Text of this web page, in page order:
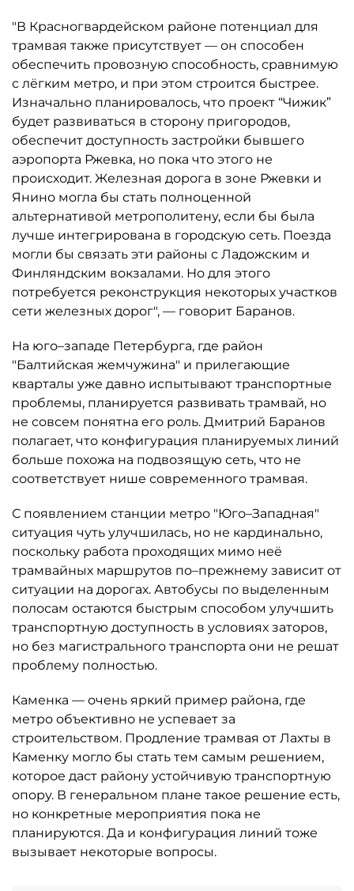
"В Красногвардейском районе потенциал для
трамвая также присутствует — он способен
обеспечить провозную способность, сравнимую
с лёгким метро, и при этом строится быстрее.
Изначально планировалось, что проект “Чижик”
будет развиваться в сторону пригородов,
обеспечит доступность застройки бывшего
аэропорта Ржевка, но пока что этого не
происходит. Железная дорога в зоне Ржевки и
Янино могла бы стать полноценной
альтернативой метрополитену, если бы была
лучше интегрирована в городскую сеть. Поезда
могли бы связать эти районы с Ладожским и
Финляндским вокзалами. Но для этого
потребуется реконструкция некоторых участков
сети железных дорог", — говорит Баранов.
На юго–западе Петербурга, где район
"Балтийская жемчужина" и прилегающие
кварталы уже давно испытывают транспортные
проблемы, планируется развивать трамвай, но
не совсем понятна его роль. Дмитрий Баранов
полагает, что конфигурация планируемых линий
больше похожа на подвозящую сеть, что не
соответствует нише современного трамвая.
С появлением станции метро "Юго–Западная"
ситуация чуть улучшилась, но не кардинально,
поскольку работа проходящих мимо неё
трамвайных маршрутов по–прежнему зависит от
ситуации на дорогах. Автобусы по выделенным
полосам остаются быстрым способом улучшить
транспортную доступность в условиях заторов,
но без магистрального транспорта они не решат
проблему полностью.
Каменка — очень яркий пример района, где
метро объективно не успевает за
строительством. Продление трамвая от Лахты в
Каменку могло бы стать тем самым решением,
которое даст району устойчивую транспортную
опору. В генеральном плане такое решение есть,
но конкретные мероприятия пока не
планируются. Да и конфигурация линий тоже
вызывает некоторые вопросы.